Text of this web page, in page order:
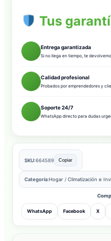
Tus
Entrega garantizada
Si no llega en tiempo, te
Calidad profesional
Probados por emprendedores y
Soporte 24/7
WhatsApp directo para dudas
SKU:664589 Copiar
Categoría:Hogar / Climatización e
WhatsApp Facebook X